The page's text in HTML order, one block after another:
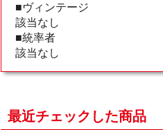
■ヴィンテージ
該当なし
■統率者
該当なし
最近チェックした商品